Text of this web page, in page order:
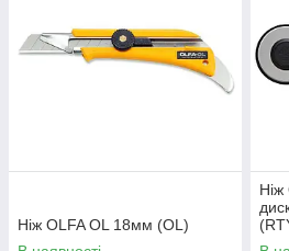
Ніж OLFA OL 18мм (OL)
Ніж